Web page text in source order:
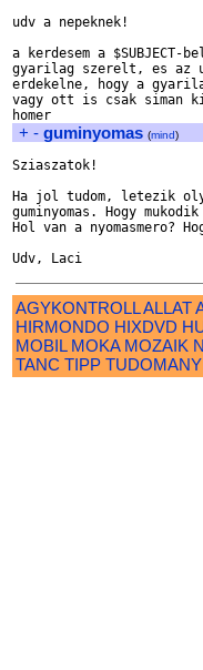
udv a nepeknek!
a kerdesem a
gyarilag szerelt, es az
erdekelne, hogy a
vagy ott is csak siman
+ - guminyomas (mind)
Sziaszatok!
Ha jol tudom, letezik
guminyomas. Hogy mukodik
Hol van a nyomasmero?
AGYKONTROLLALLAT
HIRMONDO HIXDVD
MOBIL MOKA MOZAIK
TANC TIPP TUDOMANY